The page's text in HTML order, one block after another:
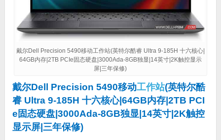
戴尔Dell Precision 5490移动工作站(英特尔酷睿 Ultra 9-185H 十六核心|
64GB内存|2TB PCIe固态硬盘|3000Ada-8GB独显|14英寸|2K触控显示
屏|三年保修)
戴尔Dell Precision 5490移动工作站(英特尔酷
睿 Ultra 9-185H 十六核心|64GB内存|2TB PCI
e固态硬盘|3000Ada-8GB独显|14英寸|2K触控
显示屏|三年保修)